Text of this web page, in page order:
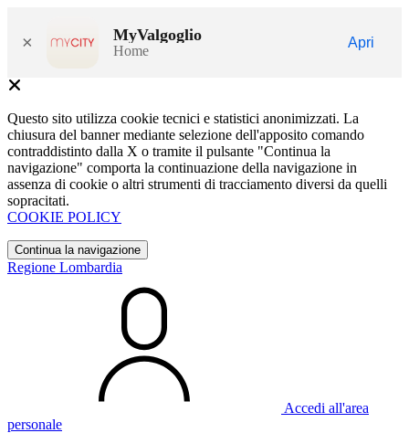
× MyValgoglio
Home
Apri
Questo sito utilizza cookie tecnici e statistici anonimizzati. La
chiusura del banner mediante selezione dell'apposito comando
contraddistinto dalla X o tramite il pulsante "Continua la
navigazione" comporta la continuazione della navigazione in
assenza di cookie o altri strumenti di tracciamento diversi da quelli
sopracitati.
COOKIE POLICY
Continua la navigazione
Regione Lombardia
Accedi all'area
personale